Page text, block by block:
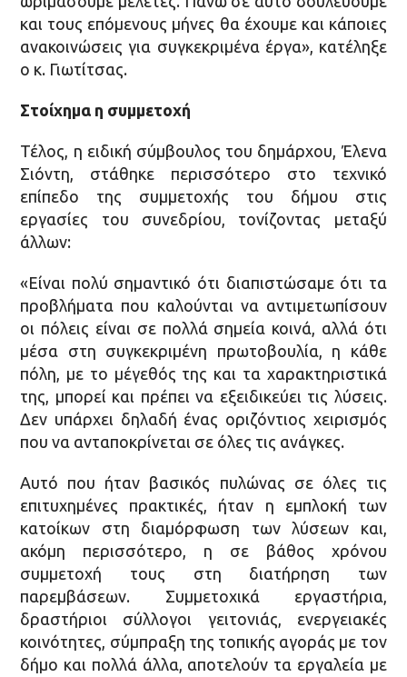
και τους επόμενους μήνες θα έχουμε και κάποιες
ανακοινώσεις για συγκεκριμένα έργα», κατέληξε
ο κ. Γιωτίτσας.
Στοίχημα η συμμετοχή
Τέλος, η ειδική σύμβουλος του δημάρχου, Έλενα
Σιόντη, στάθηκε περισσότερο στο τεχνικό
επίπεδο της συμμετοχής του δήμου στις
εργασίες του συνεδρίου, τονίζοντας μεταξύ
άλλων:
«Είναι πολύ σημαντικό ότι διαπιστώσαμε ότι τα
προβλήματα που καλούνται να αντιμετωπίσουν
οι πόλεις είναι σε πολλά σημεία κοινά, αλλά ότι
μέσα στη συγκεκριμένη πρωτοβουλία, η κάθε
πόλη, με το μέγεθός της και τα χαρακτηριστικά
της, μπορεί και πρέπει να εξειδικεύει τις λύσεις.
Δεν υπάρχει δηλαδή ένας οριζόντιος χειρισμός
που να ανταποκρίνεται σε όλες τις ανάγκες.
Αυτό που ήταν βασικός πυλώνας σε όλες τις
επιτυχημένες πρακτικές, ήταν η εμπλοκή των
κατοίκων στη διαμόρφωση των λύσεων και,
ακόμη περισσότερο, η σε βάθος χρόνου
συμμετοχή τους στη διατήρηση των
παρεμβάσεων. Συμμετοχικά εργαστήρια,
δραστήριοι σύλλογοι γειτονιάς, ενεργειακές
κοινότητες, σύμπραξη της τοπικής αγοράς με τον
δήμο και πολλά άλλα, αποτελούν τα εργαλεία με